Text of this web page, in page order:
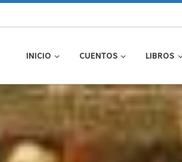
INICIO CUENTOS LIBROS